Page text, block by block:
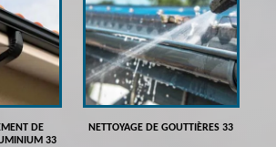
DE
33
NETTOYAGE DE GOUTTIÈRES 33